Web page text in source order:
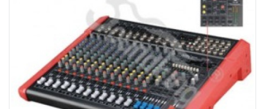
Việt Thương Music - 49E Phan Đăng Lưu
49E Phan Đăng Lưu, Phường Bình Thạnh, TPHCM, Quận Bình Thạnh, Hồ
Việt Thương Music - Phường Gò Vấp
11 Đường số 3, Khu dân cư Cityland Park Hill, Phường Gò Vấp, TPHCM,
Quận Gò Vấp, Hồ Chí Minh
Việt Thương Music - 442 Lũy Bán Bích
442 Lũy Bán Bích, Phường Tân Phú, TPHCM, Quận Tân Phú, Hồ Chí Minh
Việt Thương Music - 12 Quốc Hương